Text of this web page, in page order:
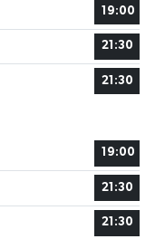
19:00
21:30
21:30
19:00
21:30
21:30